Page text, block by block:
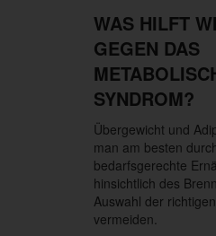
WAS HILFT
GEGEN DAS
SYNDROM?
Übergewicht und
man am besten
bedarfsgerechte
hinsichtlich des
Auswahl der
vermeiden.